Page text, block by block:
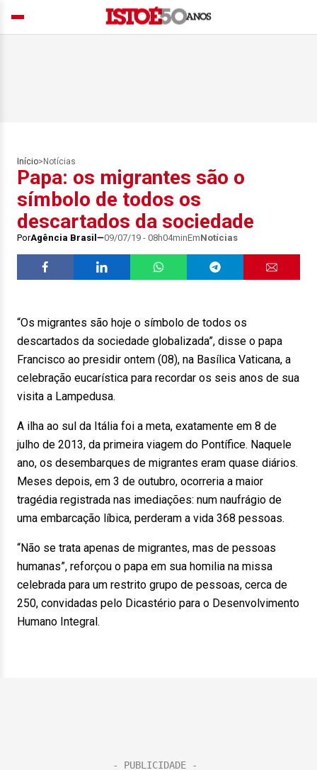
Início> Notícias
Papa: os migrantes são o
símbolo de todos os
descartados da sociedade
PorAgência Brasil 09/07/19 - 08h04minEmNotícias
“Os migrantes são hoje o símbolo de todos os
descartados da sociedade globalizada”, disse o papa
Francisco ao presidir ontem (08), na Basílica Vaticana, a
celebração eucarística para recordar os seis anos de sua
visita a Lampedusa.
A ilha ao sul da Itália foi a meta, exatamente em 8 de
julho de 2013, da primeira viagem do Pontífice. Naquele
ano, os desembarques de migrantes eram quase diários.
Meses depois, em 3 de outubro, ocorreria a maior
tragédia registrada nas imediações: num naufrágio de
uma embarcação líbica, perderam a vida 368 pessoas.
“Não se trata apenas de migrantes, mas de pessoas
humanas”, reforçou o papa em sua homilia na missa
celebrada para um restrito grupo de pessoas, cerca de
250, convidadas pelo Dicastério para o Desenvolvimento
Humano Integral.